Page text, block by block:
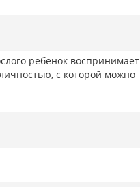
ребенок воспринимает
с которой можно